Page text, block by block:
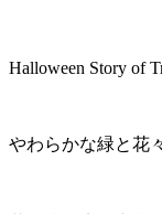
Halloween Story of
やわらかな緑と花